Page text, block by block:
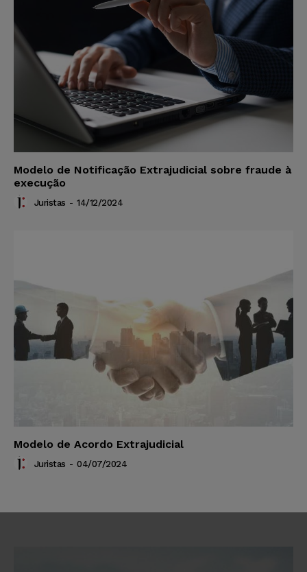
Modelo de Notificação Extrajudicial sobre fraude à
execução
Juristas - 14/12/2024
Modelo de Acordo Extrajudicial
Juristas - 04/07/2024